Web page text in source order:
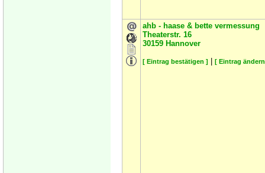
ahb - haase & bette vermessung
Theaterstr. 16
30159 Hannover
[ Eintrag bestätigen ] [ Eintrag